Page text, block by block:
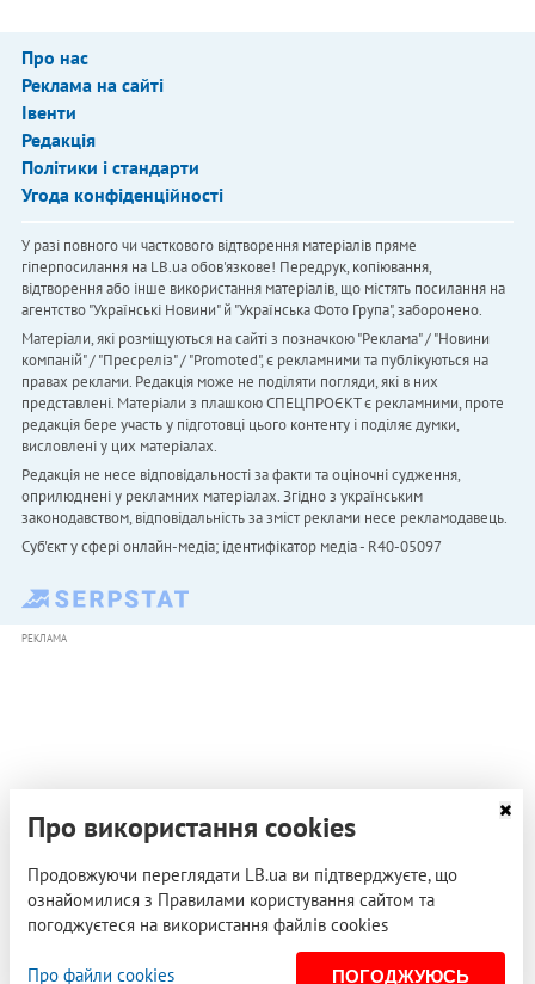
Про нас
Реклама на сайті
Івенти
Редакція
Політики і стандарти
Угода конфіденційності
У разі повного чи часткового відтворення матеріалів пряме
гіперпосилання на LB.ua обов'язкове! Передрук, копіювання,
відтворення або інше використання матеріалів, що містять посилання на
агентство "Українськi Новини" й "Українська Фото Група", заборонено.
Матеріали, які розміщуються на сайті з позначкою "Реклама" / "Новини
компаній" / "Пресреліз" / "Promoted", є рекламними та публікуються на
правах реклами. Редакція може не поділяти погляди, які в них
представлені. Матеріали з плашкою СПЕЦПРОЄКТ є рекламними, проте
редакція бере участь у підготовці цього контенту і поділяє думки,
висловлені у цих матеріалах.
Редакція не несе відповідальності за факти та оціночні судження,
оприлюднені у рекламних матеріалах. Згідно з українським
законодавством, відповідальність за зміст реклами несе рекламодавець.
Cуб'єкт у сфері онлайн-медіа; ідентифікатор медіа - R40-05097
РЕКЛАМА
Про використання cookies
Продовжуючи переглядати LB.ua ви підтверджуєте, що
ознайомилися з Правилами користування сайтом та
погоджуєтеся на використання файлів cookies
Про файли cookies ПОГОДЖУЮСЬ